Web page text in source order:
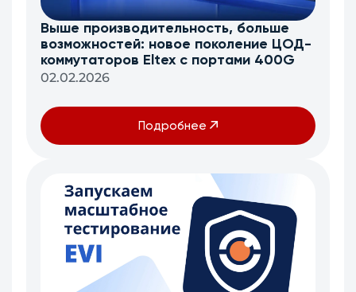
Выше производительность, больше
возможностей: новое поколение ЦОД-
коммутаторов Eltex c портами 400G
02.02.2026
Подробнее